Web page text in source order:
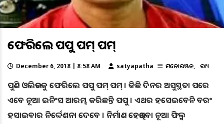
ଫେରିଲେ ପପୁ ପମ୍‌ ପମ୍‌
December 6, 2018 | 8:58 AM satyapatha ମନୋରଞ୍ଜନ ରାଜ୍ୟ
ପୁଣି ଓଲିଉଡକୁ ଫେରିଲେ ପପୁ ପମ୍ ପମ୍ । କିଛି ଦିନର ଅସୁସ୍ଥତା ପରେ
ଏବେ ନୂଆ ଇନିଂସ ଆରମ୍ଭ କରିଛନ୍ତି ପପୁ । ଏଥର ହସେଇବେନି ବରଂ
ହସାଇବାର ନିର୍ଦ୍ଦେଶନା ଦେବେ । ନିର୍ମାଣ ହେଉଥିବା ନୂଆ ଫିଲ୍ମ